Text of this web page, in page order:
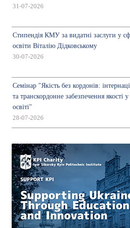
31-07-2026
Стипендія КМУ за видатні заслуги у
освіти Віталію Дідковському
30-07-2026
Семінар "Якість без кордонів:
та транскордонне забезпечення якості
освіті"
28-07-2026